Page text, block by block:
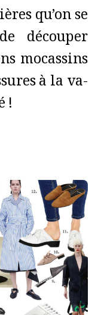
qu’on se
découper
mocassins
à la va-
!